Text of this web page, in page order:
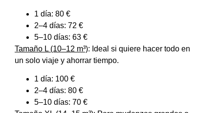
1 día: 80 €
2–4 días: 72 €
5–10 días: 63 €
Tamaño L (10–12 m³): Ideal si quiere hacer todo en
un solo viaje y ahorrar tiempo.
1 día: 100 €
2–4 días: 80 €
5–10 días: 70 €